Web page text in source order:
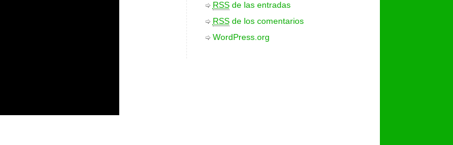
RSSde las entradas
RSSde los comentarios
WordPress.org